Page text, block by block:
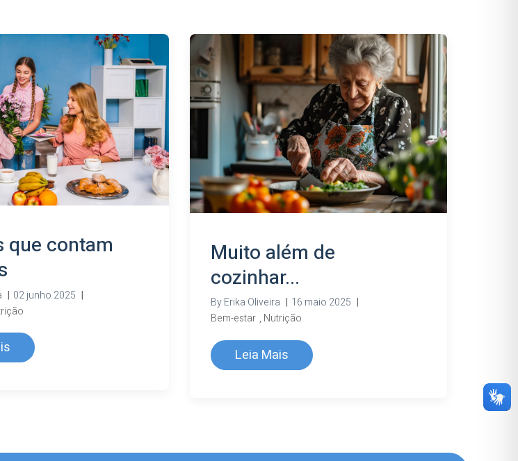
que contam
| 02 junho 2025 |
Muito além de
cozinhar...
ByErika Oliveira | 16 maio 2025 |
Bem-estar , Nutrição
Leia Mais